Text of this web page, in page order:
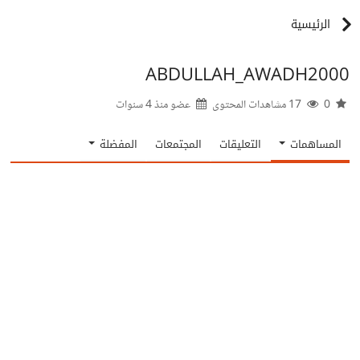
الرئيسية
ABDULLAH_AWADH2000
عضو منذ4 سنوات
المساهمات التعليقات المجتمعات المفضلة